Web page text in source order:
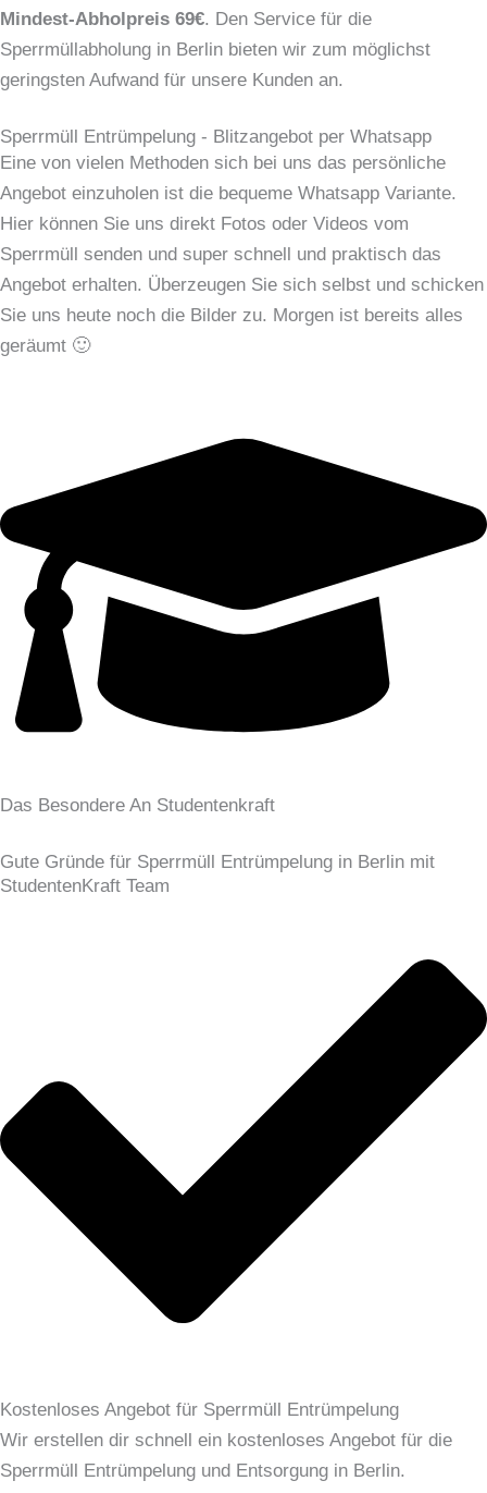
Mindest-Abholpreis 69€. Den Service für die
Sperrmüllabholung in Berlin bieten wir zum möglichst
geringsten Aufwand für unsere Kunden an.
Sperrmüll Entrümpelung - Blitzangebot per Whatsapp
Eine von vielen Methoden sich bei uns das persönliche
Angebot einzuholen ist die bequeme Whatsapp Variante.
Hier können Sie uns direkt Fotos oder Videos vom
Sperrmüll senden und super schnell und praktisch das
Angebot erhalten. Überzeugen Sie sich selbst und schicken
Sie uns heute noch die Bilder zu. Morgen ist bereits alles
geräumt 🙂
Das Besondere An Studentenkraft
Gute Gründe für Sperrmüll Entrümpelung in Berlin mit
StudentenKraft Team
Kostenloses Angebot für Sperrmüll Entrümpelung
Wir erstellen dir schnell ein kostenloses Angebot für die
Sperrmüll Entrümpelung und Entsorgung in Berlin.